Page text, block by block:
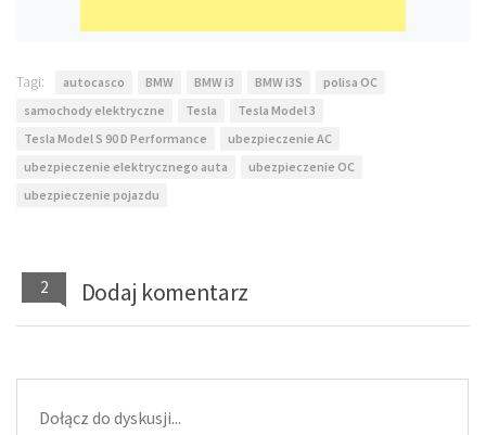
Tagi: autocasco BMW BMW i3 BMW i3S
polisa OC
samochody elektryczne
Tesla
Tesla Model 3
Tesla Model S 90 D Performance
ubezpieczenie AC
ubezpieczenie elektrycznego auta
ubezpieczenie OC
ubezpieczenie pojazdu
2 Dodaj komentarz